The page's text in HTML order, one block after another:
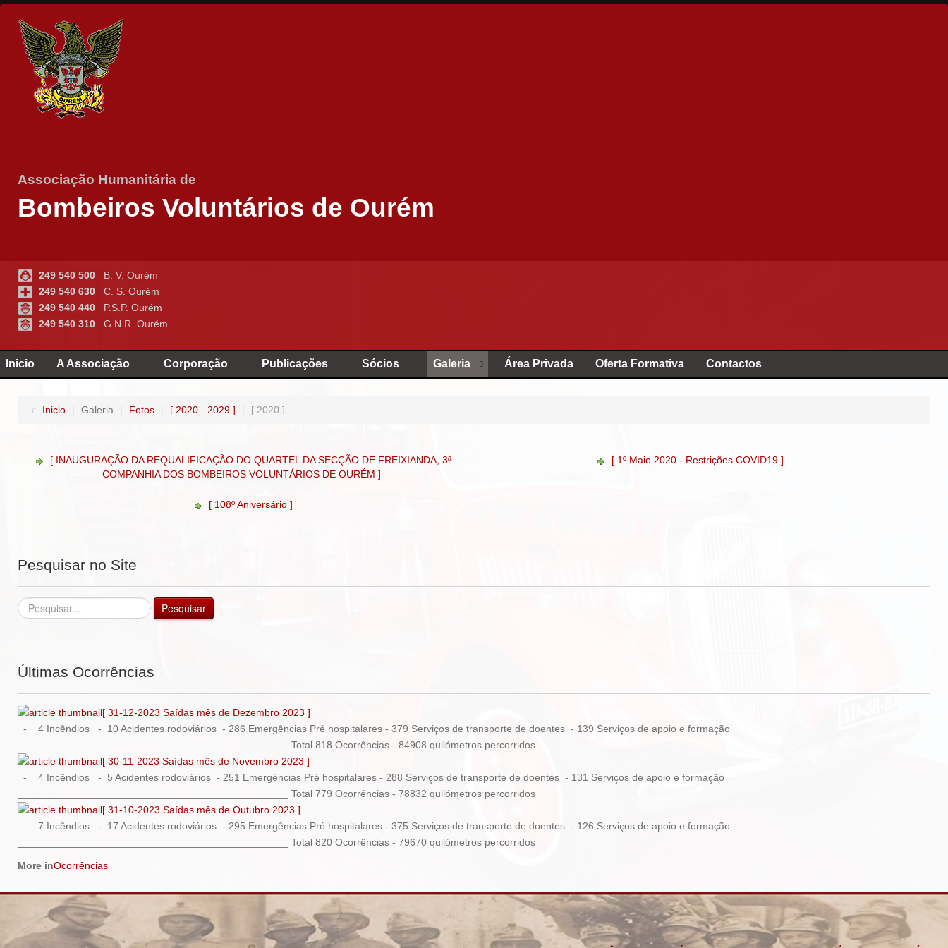
Associação Humanitária de
Bombeiros Voluntários de Ourém
249 540 500 B. V. Ourém
249 540 630 C. S. Ourém
249 540 440 P.S.P. Ourém
249 540 310 G.N.R. Ourém
Inicio A Associação Corporação Publicações Sócios Galeria Área Privada Oferta Formativa Contactos
Inicio | Galeria | Fotos | [ 2020 - 2029 ] | [ 2020 ]
[ INAUGURAÇÃO DA REQUALIFICAÇÃO DO QUARTEL DA SECÇÃO DE FREIXIANDA, 3ª
COMPANHIA DOS BOMBEIROS VOLUNTÁRIOS DE OURÉM ]
[ 1º Maio 2020 - Restrições COVID19 ]
[ 108º Aniversário ]
Pesquisar no Site
Pesquisar... Pesquisar
Últimas Ocorrências
[ 31-12-2023 Saídas mês de Dezembro 2023 ]
- 4 Incêndios - 10 Acidentes rodoviários - 286 Emergências Pré hospitalares - 379 Serviços de transporte de doentes - 139 Serviços de apoio e formação
________________________________________________ Total 818 Ocorrências - 84908 quilómetros percorridos
[ 30-11-2023 Saídas mês de Novembro 2023 ]
- 4 Incêndios - 5 Acidentes rodoviários - 251 Emergências Pré hospitalares - 288 Serviços de transporte de doentes - 131 Serviços de apoio e formação
________________________________________________ Total 779 Ocorrências - 78832 quilómetros percorridos
[ 31-10-2023 Saídas mês de Outubro 2023 ]
- 7 Incêndios - 17 Acidentes rodoviários - 295 Emergências Pré hospitalares - 375 Serviços de transporte de doentes - 126 Serviços de apoio e formação
________________________________________________ Total 820 Ocorrências - 79670 quilómetros percorridos
More inOcorrências